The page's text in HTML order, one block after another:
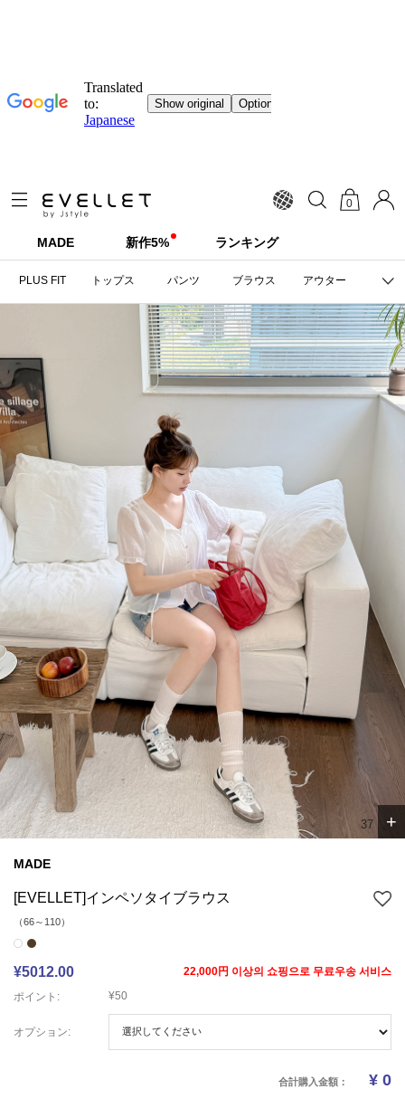
0
MADE 新作5% ランキング
PLUS FIT トップス パンツ ブラウス アウター
47 +
MADE
[EVELLET]インペソタイブラウス
（66～110）
¥5012.00
22,000円 이상의 쇼핑으로 무료우송 서비스
ポイント:
¥50
オプション:
合計購入金額： ¥ 0